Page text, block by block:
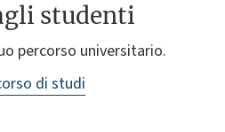
studenti
percorso universitario.
di studi